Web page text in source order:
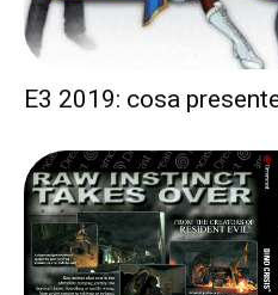
E3 2019: cosa